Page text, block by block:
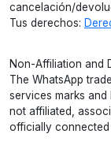
cancelación/
Tus derechos:
Non-Affiliation and
The WhatsApp
services marks and
not affiliated,
officially connected